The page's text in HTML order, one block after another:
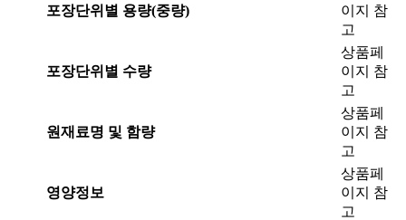
포장단위별 용량(중량)
이지 참
고
포장단위별 수량
상품페
이지 참
고
원재료명 및 함량
상품페
이지 참
고
영양정보
상품페
이지 참
고